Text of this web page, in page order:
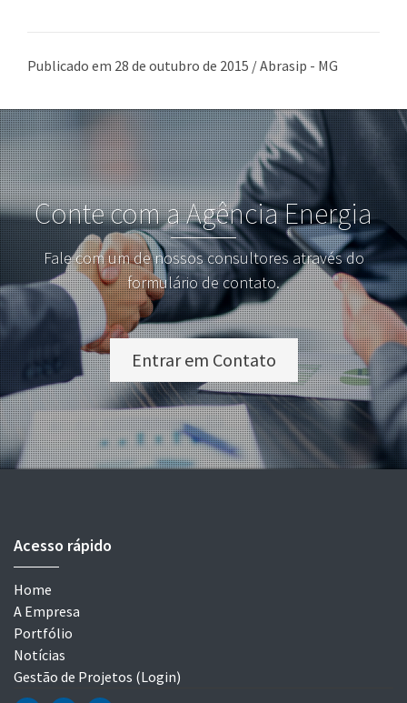
Publicado em 28 de outubro de 2015 / Abrasip - MG
Conte com a Agência Energia
Fale com um de nossos consultores através do
formulário de contato.
Entrar em Contato
Acesso rápido
Home
A Empresa
Portfólio
Notícias
Gestão de Projetos (Login)